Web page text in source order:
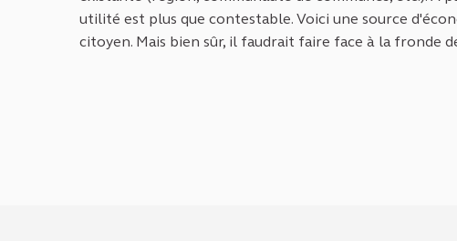
utilité est plus que contestable. Voici une source
citoyen. Mais bien sûr, il faudrait faire face à la fronde